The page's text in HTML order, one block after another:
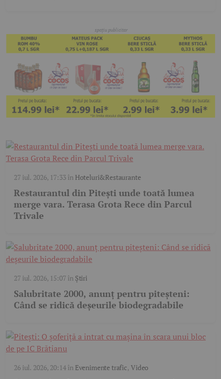
27 iul. 2026, 17:33în Hoteluri&Restaurante
Restaurantul din Pitești unde toată lumea
merge vara. Terasa Grota Rece din Parcul
Trivale
27 iul. 2026, 15:07în Știri
Salubritate 2000, anunț pentru piteșteni:
Când se ridică deșeurile biodegradabile
26 iul. 2026, 20:14în Evenimente trafic, Video